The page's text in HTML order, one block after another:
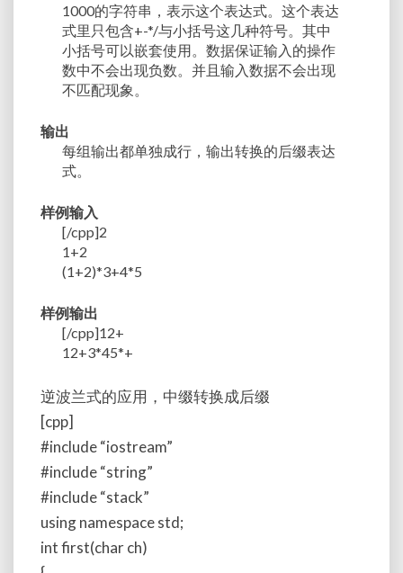
1000的字符串，表示这个表达式。这个表达
式里只包含+-*/与小括号这几种符号。其中
小括号可以嵌套使用。数据保证输入的操作
数中不会出现负数。并且输入数据不会出现
不匹配现象。
输出
每组输出都单独成行，输出转换的后缀表达
式。
样例输入
[/cpp]2
1+2
(1+2)*3+4*5
样例输出
[/cpp]12+
12+3*45*+
逆波兰式的应用，中缀转换成后缀
[cpp]
#include “iostream”
#include “string”
#include “stack”
using namespace std;
int first(char ch)